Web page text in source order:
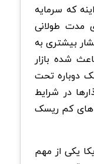
که سرمایه
مدت طولانی
بیشتری به
شده بازار
دوباره تحت
در شرایط
های کم ریسک
یکی از مهم